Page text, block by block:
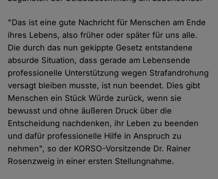
"Das ist eine gute Nachricht für Menschen am Ende
ihres Lebens, also früher oder später für uns alle.
Die durch das nun gekippte Gesetz entstandene
absurde Situation, dass gerade am Lebensende
professionelle Unterstützung wegen Strafandrohung
versagt bleiben musste, ist nun beendet. Dies gibt
Menschen ein Stück Würde zurück, wenn sie
bewusst und ohne äußeren Druck über die
Entscheidung nachdenken, ihr Leben zu beenden
und dafür professionelle Hilfe in Anspruch zu
nehmen", so der KORSO-Vorsitzende Dr. Rainer
Rosenzweig in einer ersten Stellungnahme.